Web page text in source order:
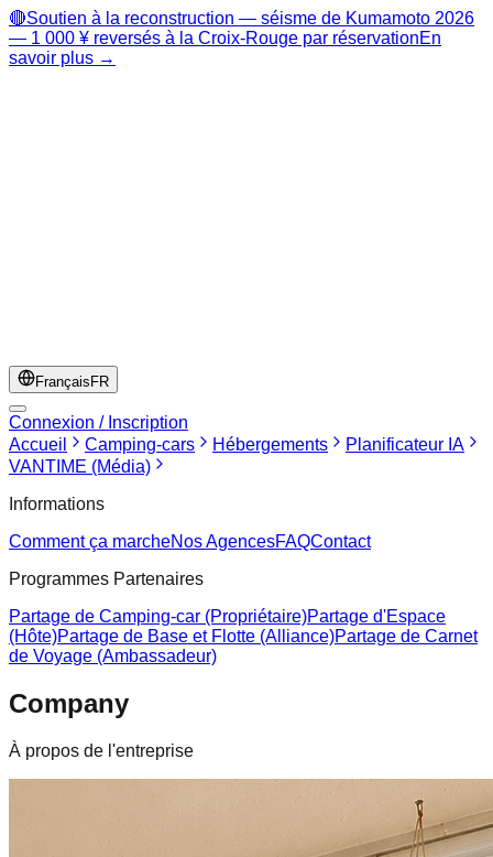
🔴Soutien à la reconstruction — séisme de Kumamoto 2026
— 1 000 ¥ reversés à la Croix-Rouge par réservationEn
savoir plus →
Français FR
Connexion / Inscription
Accueil
Camping-cars Hébergements
Planificateur IA
VANTIME (Média)
Informations
Comment ça marcheNos AgencesFAQContact
Programmes Partenaires
Partage de Camping-car (Propriétaire)Partage d'Espace
(Hôte)Partage de Base et Flotte (Alliance)Partage de Carnet
de Voyage (Ambassadeur)
Company
À propos de l'entreprise